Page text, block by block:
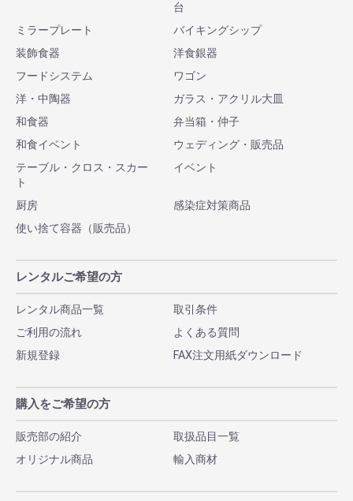
台
ミラープレート
バイキングシップ
装飾食器
洋食銀器
フードシステム
ワゴン
洋・中陶器
ガラス・アクリル大皿
和食器
弁当箱・仲子
和食イベント
ウェディング・販売品
テーブル・クロス・スカー
ト
イベント
厨房
感染症対策商品
使い捨て容器（販売品）
レンタルご希望の方
レンタル商品一覧
取引条件
ご利用の流れ
よくある質問
新規登録
FAX注文用紙ダウンロード
購入をご希望の方
販売部の紹介
取扱品目一覧
オリジナル商品
輸入商材